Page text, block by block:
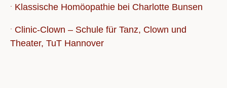
. Klassische Homöopathie bei Charlotte Bunsen
. Clinic-Clown – Schule für Tanz, Clown und
Theater, TuT Hannover